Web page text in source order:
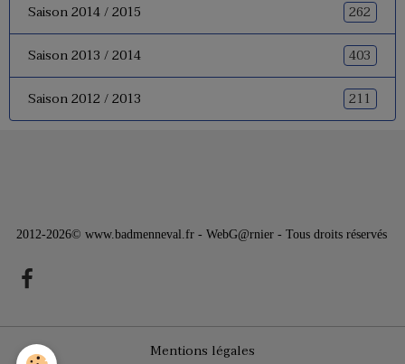
Saison 2014 / 2015 262
Saison 2013 / 2014 403
Saison 2012 / 2013 211
2012-2026© www.badmenneval.fr - WebG@rnier - Tous droits réservés
Mentions légales